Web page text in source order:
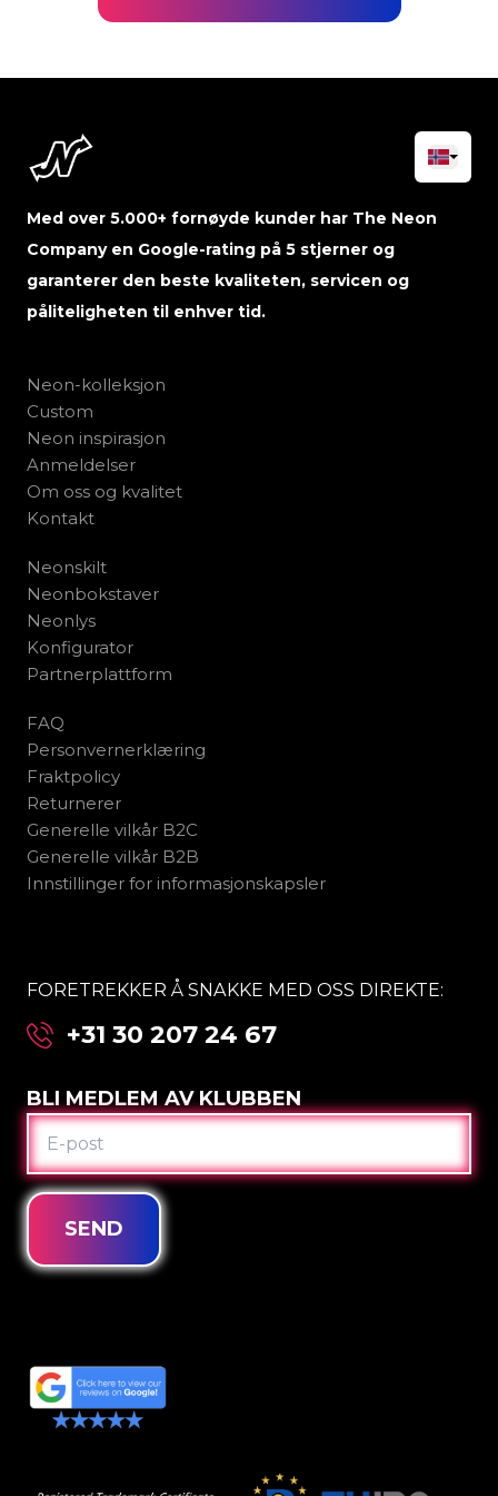
Med over 5.000+ fornøyde kunder har The Neon
Company en Google-rating på 5 stjerner og
garanterer den beste kvaliteten, servicen og
påliteligheten til enhver tid.
Neon-kolleksjon
Custom
Neon inspirasjon
Anmeldelser
Om oss og kvalitet
Kontakt
Neonskilt
Neonbokstaver
Neonlys
Konfigurator
Partnerplattform
FAQ
Personvernerklæring
Fraktpolicy
Returnerer
Generelle vilkår B2C
Generelle vilkår B2B
Innstillinger for informasjonskapsler
FORETREKKER Å SNAKKE MED OSS DIREKTE:
+31 30 207 24 67
BLI MEDLEM AV KLUBBEN
E-
POST
SEND